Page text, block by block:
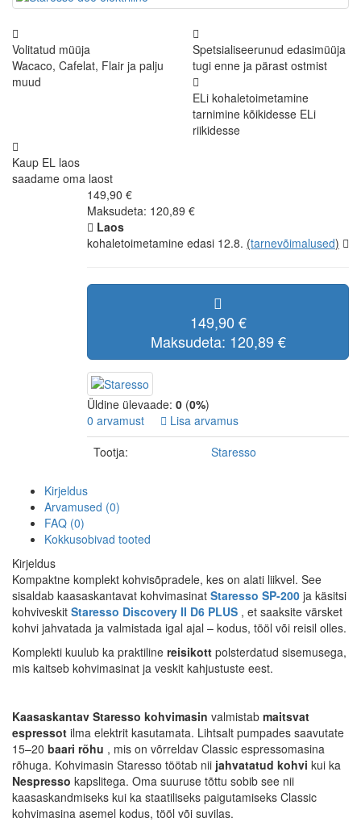
Volitatud müüja
Wacaco, Cafelat, Flair ja palju
muud
Spetsialiseerunud edasimüüja
tugi enne ja pärast ostmist
ELi kohaletoimetamine
tarnimine kõikidesse ELi
riikidesse
Kaup EL laos
saadame oma laost
149,90 €
Maksudeta: 120,89 €
Laos
kohaletoimetamine edasi 12.8. (tarnevõimalused)
149,90 €
Maksudeta: 120,89 €
Üldine ülevaade: 0 (0%)
0 arvamust
Lisa arvamus
Tootja:
Staresso
Kirjeldus
Arvamused (0)
FAQ (0)
Kokkusobivad tooted
Kirjeldus
Kompaktne komplekt kohvisõpradele, kes on alati liikvel. See
sisaldab kaasaskantavat kohvimasinat Staresso SP-200 ja käsitsi
kohviveskit Staresso Discovery II D6 PLUS , et saaksite värsket
kohvi jahvatada ja valmistada igal ajal – kodus, tööl või reisil olles.
Komplekti kuulub ka praktiline reisikott polsterdatud sisemusega,
mis kaitseb kohvimasinat ja veskit kahjustuste eest.
Kaasaskantav Staresso kohvimasin valmistab maitsvat
espressot ilma elektrit kasutamata. Lihtsalt pumpades saavutate
15–20 baari rõhu , mis on võrreldav Classic espressomasina
rõhuga. Kohvimasin Staresso töötab nii jahvatatud kohvi kui ka
Nespresso kapslitega. Oma suuruse tõttu sobib see nii
kaasaskandmiseks kui ka staatiliseks paigutamiseks Classic
kohvimasina asemel kodus, tööl või suvilas.